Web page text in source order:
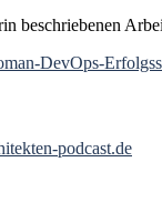
beschriebenen
DevOps-
podcast.de